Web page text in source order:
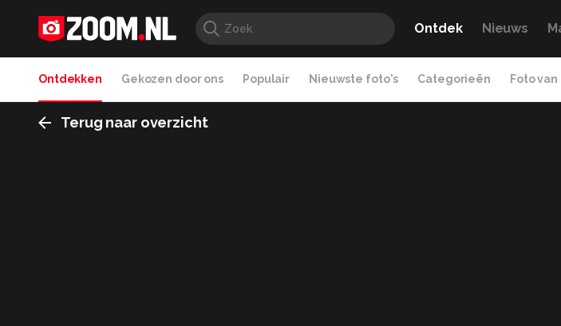
Ontdek Nieuws
Ontdekken Gekozen door ons Populair Nieuwste foto's Categorieën Foto
Terug naar overzicht